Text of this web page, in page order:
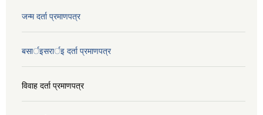
जन्म दर्ता प्रमाणपत्र
बसार्इसरार्इ दर्ता प्रमाणपत्र
विवाह दर्ता प्रमाणपत्र